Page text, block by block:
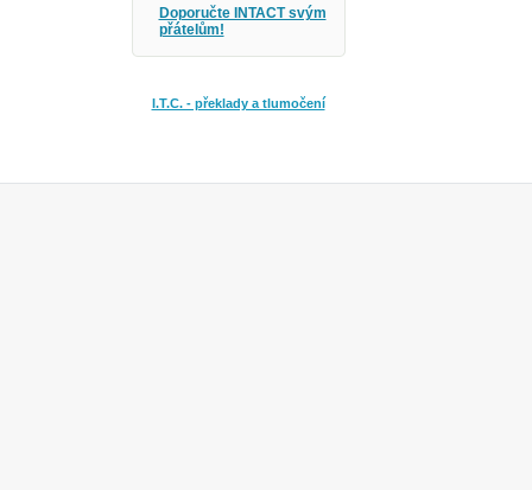
Doporučte INTACT svým
přátelům!
I.T.C. - překlady a tlumočení